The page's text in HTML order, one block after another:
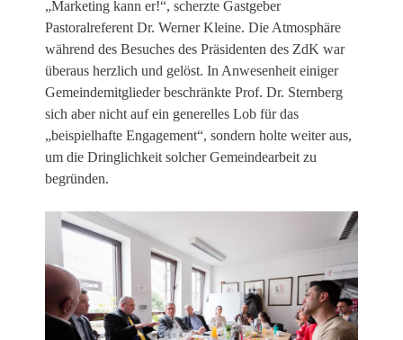
„Marketing kann er!“, scherzte Gastgeber
Pastoralreferent Dr. Werner Kleine. Die Atmosphäre
während des Besuches des Präsidenten des ZdK war
überaus herzlich und gelöst. In Anwesenheit einiger
Gemeindemitglieder beschränkte Prof. Dr. Sternberg
sich aber nicht auf ein generelles Lob für das
„beispielhafte Engagement“, sondern holte weiter aus,
um die Dringlichkeit solcher Gemeindearbeit zu
begründen.